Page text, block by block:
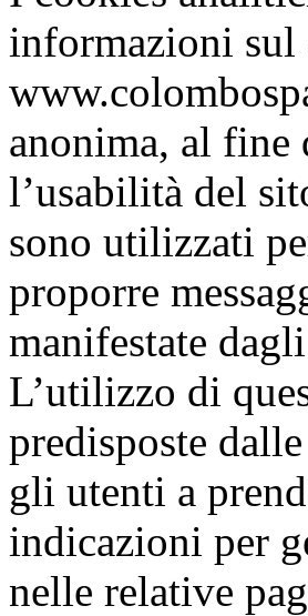
informazioni sul
anonima, al fine
l’usabilità del
sono utilizzati
proporre
manifestate
L’utilizzo di
predisposte
gli utenti a
indicazioni per
nelle relative